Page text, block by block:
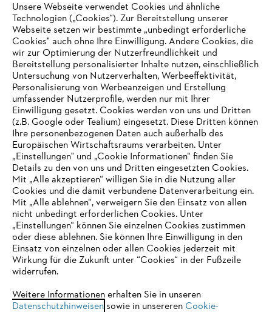
Zahlungsmöglichkeiten
Unternehmen
Online Shop
Service
IHR BROWSER WIRD NICHT
UNTERSTÜTZT
eine optimale Nutzung unserer Seite empfehlen wir Ihnen, zu
einem der folgenden Browser zu wechseln:
Unsere Webseite verwendet Cookies und ähnliche
Technologien („Cookies“). Zur Bereitstellung unserer
Webseite setzen wir bestimmte „unbedingt erforderliche
Cookies" auch ohne Ihre Einwilligung. Andere Cookies, die
wir zur Optimierung der Nutzerfreundlichkeit und
Bereitstellung personalisierter Inhalte nutzen, einschließlich
Untersuchung von Nutzerverhalten, Werbeeffektivität,
Personalisierung von Werbeanzeigen und Erstellung
umfassender Nutzerprofile, werden nur mit Ihrer
Einwilligung gesetzt. Cookies werden von uns und Dritten
(z.B. Google oder Tealium) eingesetzt. Diese Dritten können
Ihre personenbezogenen Daten auch außerhalb des
Europäischen Wirtschaftsraums verarbeiten. Unter
„Einstellungen" und „Cookie Informationen“ finden Sie
Details zu den von uns und Dritten eingesetzten Cookies.
Mit „Alle akzeptieren“ willigen Sie in die Nutzung aller
Cookies und die damit verbundene Datenverarbeitung ein.
Mit „Alle ablehnen“, verweigern Sie den Einsatz von allen
nicht unbedingt erforderlichen Cookies. Unter
„Einstellungen“ können Sie einzelnen Cookies zustimmen
oder diese ablehnen. Sie können Ihre Einwilligung in den
Einsatz von einzelnen oder allen Cookies jederzeit mit
Wirkung für die Zukunft unter “Cookies“ in der Fußzeile
widerrufen.
Weitere Informationen erhalten Sie in unseren
Datenschutzhinweisensowie in unsereren Cookie-